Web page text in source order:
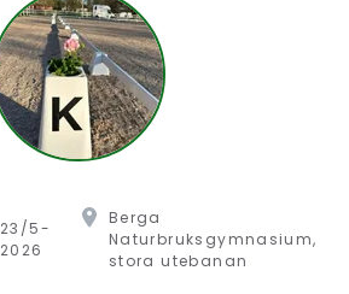
23/5-
2026
Berga
Naturbruksgymnasium,
stora utebanan